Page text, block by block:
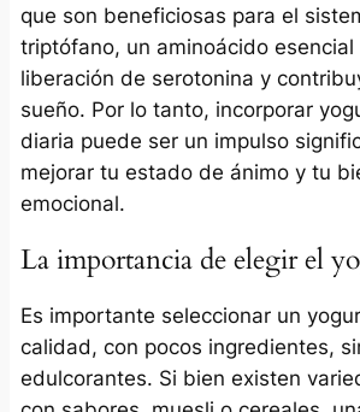
que son beneficiosas para el
triptófano, un aminoácido
liberación de serotonina y
sueño. Por lo tanto, incorporar
diaria puede ser un impulso
mejorar tu estado de ánimo y tu
emocional.
La importancia de elegir el
Es importante seleccionar un
calidad, con pocos ingredientes,
edulcorantes. Si bien existen